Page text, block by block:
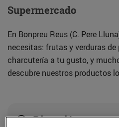
Supermercado
En Bonpreu Reus (C. Pere
necesitas: frutas y verduras
charcutería a tu gusto, y
descubre nuestros productos
Dirección